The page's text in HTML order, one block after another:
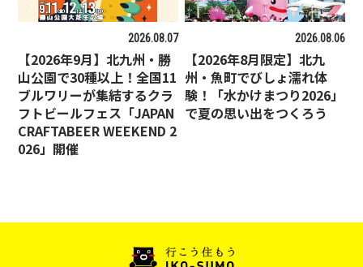
2026.08.07
【2026年9月】北九州・勝
山公園で30種以上！全国11
ブルワリーが集結するクラ
フトビールフェス「JAPAN
CRAFTABEER WEEKEND 2
026」開催
2026.08.06
【2026年8月限定】北九
州・魚町でびしょ濡れ体
験！「水かけまつり2026」
で夏の思い出をつくろう